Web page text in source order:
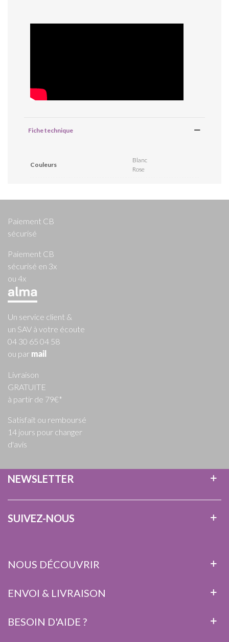
Fiche technique
Couleurs
Blanc
Rose
Paiement CB
sécurisé
Paiement CB
sécurisé en 3x
ou 4x
Un service client &
un SAV à votre écoute
04 30 65 04 58
ou par mail
Livraison
GRATUITE
à partir de 79€*
Satisfait ou remboursé
14 jours pour changer
d'avis
NEWSLETTER
SUIVEZ-NOUS
NOUS DÉCOUVRIR
ENVOI & LIVRAISON
BESOIN D'AIDE ?